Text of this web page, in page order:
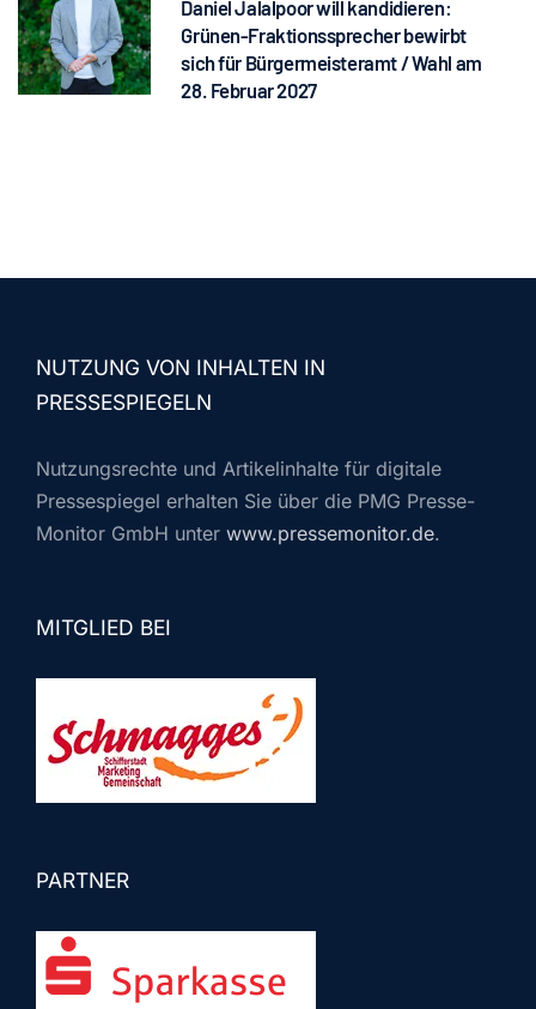
Daniel Jalalpoor will kandidieren:
Grünen-Fraktionssprecher bewirbt
sich für Bürgermeisteramt / Wahl am
28. Februar 2027
NUTZUNG VON INHALTEN IN
PRESSESPIEGELN
Nutzungsrechte und Artikelinhalte für digitale
Pressespiegel erhalten Sie über die PMG Presse-
Monitor GmbH unter www.pressemonitor.de.
MITGLIED BEI
PARTNER